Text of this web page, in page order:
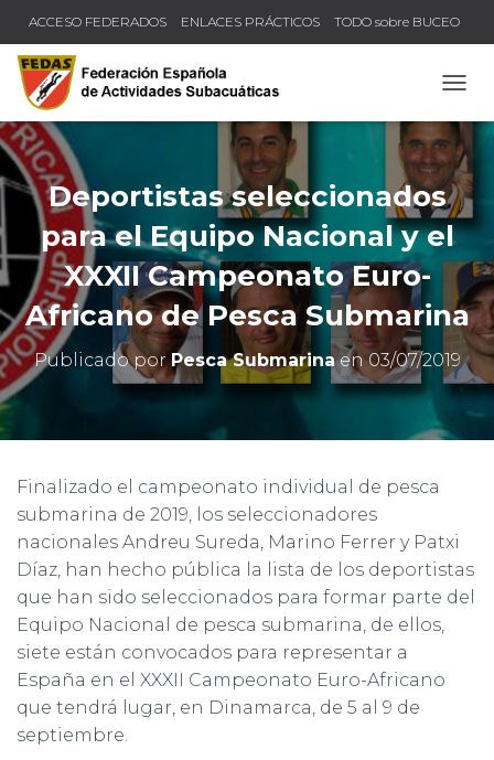
ACCESO FEDERADOS ENLACES PRÁCTICOS TODO sobre BUCEO
COMPRUEBA TU TÍTULO Y LICENCIA
Deportistas seleccionados
para el Equipo Nacional y el
XXXII Campeonato Euro-
Africano de Pesca Submarina
Publicado porPesca Submarinaen03/07/2019
Finalizado el campeonato individual de pesca
submarina de 2019, los seleccionadores
nacionales Andreu Sureda, Marino Ferrer y Patxi
Díaz, han hecho pública la lista de los deportistas
que han sido seleccionados para formar parte del
Equipo Nacional de pesca submarina, de ellos,
siete están convocados para representar a
España en el XXXII Campeonato Euro-Africano
que tendrá lugar, en Dinamarca, de 5 al 9 de
septiembre.